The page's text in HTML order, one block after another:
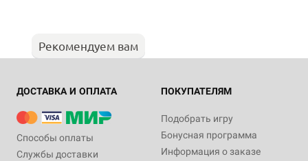
Рекомендуем вам
ДОСТАВКА И ОПЛАТА
Способы оплаты
Службы доставки
ПОКУПАТЕЛЯМ
Подобрать игру
Бонусная программа
Информация о заказе